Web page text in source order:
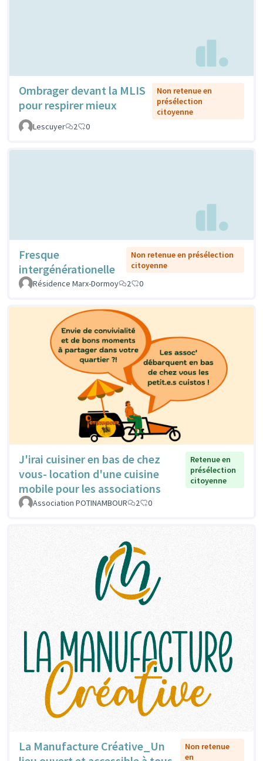
Ombrager devant la MLIS
pour respirer mieux
Non retenue en
présélection
citoyenne
Lescuyer
2 0
Fresque
intergénérationelle
Non retenue en présélection
citoyenne
Résidence Marx-Dormoy
2 0
J'irai cuisiner en bas de chez
vous- location d'une cuisine
mobile pour les associations
Retenue en
présélection
citoyenne
Association POTINAMBOUR 2 0
La Manufacture Créative_Un
Non retenue
en